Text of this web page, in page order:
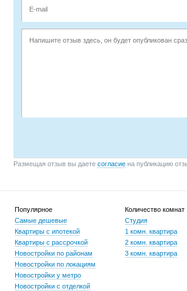
Размещая отзыв вы даетесогласие на публикацию
Популярное
Самые дешевые
Квартиры с ипотекой
Квартиры с рассрочкой
Новостройки по районам
Новостройки по локациям
Новостройки у метро
Новостройки с отделкой
Количество комнат
Студия
1 комн. квартира
2 комн. квартира
3 комн. квартира